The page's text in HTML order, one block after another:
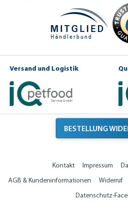
Versand und Logistik
BESTELLUNG
Kontakt Impressum
AGB & Kundeninformationen
Widerruf
Datenschutz-